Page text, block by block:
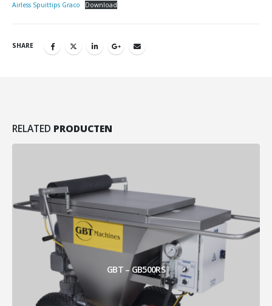
Airless Spuittips Graco
Download
SHARE
RELATED PRODUCTEN
GBT – GB500RS